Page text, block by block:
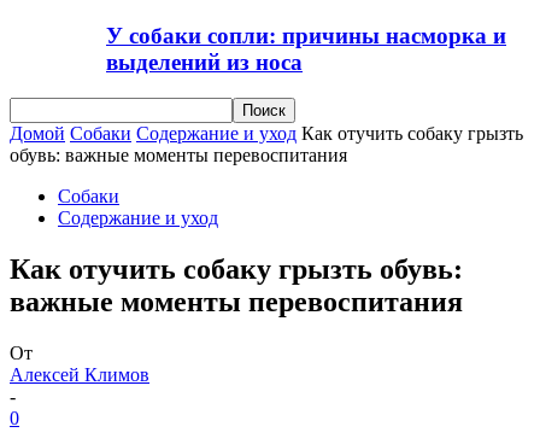
У собаки сопли: причины насморка и
выделений из носа
Домой Собаки Содержание и уход Как отучить собаку грызть
обувь: важные моменты перевоспитания
Собаки
Содержание и уход
Как отучить собаку грызть обувь:
важные моменты перевоспитания
От
Алексей Климов
-
0